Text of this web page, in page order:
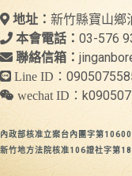
地址： 新竹縣寶山鄉
本會電話： 03-576
聯絡信箱：
Line ID：
wechat ID：
內政部核准立案台內團字第
新竹地方法院核准106證社字第